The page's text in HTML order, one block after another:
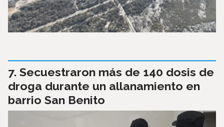
Secuestraron más de 140 dosis de
droga durante un allanamiento en
barrio San Benito